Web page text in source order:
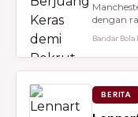
dengan
Bandar
BERITA